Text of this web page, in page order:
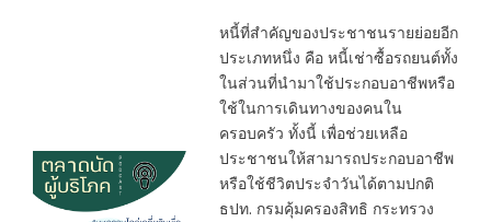
หนี้ที่สำคัญของประชาชนรายย่อยอีก
ประเภทหนึ่ง คือ หนี้เช่าซื้อรถยนต์ทั้ง
ในส่วนที่นำมาใช้ประกอบอาชีพหรือ
ใช้ในการเดินทางของคนใน
ครอบครัว ทั้งนี้ เพื่อช่วยเหลือ
ประชาชนให้สามารถประกอบอาชีพ
หรือใช้ชีวิตประจำวันได้ตามปกติ
ธปท. กรมคุ้มครองสิทธิ กระทรวง